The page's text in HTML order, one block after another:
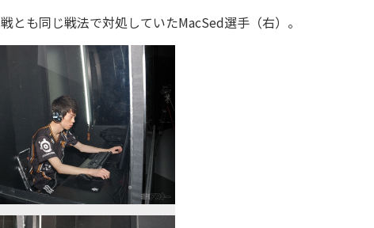
も同じ戦法で対処していたMacSed選手（右）。